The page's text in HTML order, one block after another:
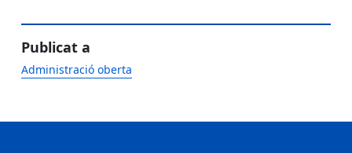
Publicat a
Administració oberta